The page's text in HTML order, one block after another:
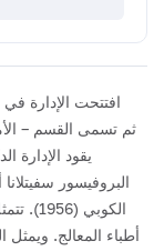
البروفيسور
الكوبي (1956).
أطباء المعالج.